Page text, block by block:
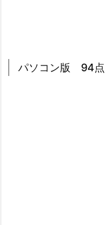
パソコン版 94点